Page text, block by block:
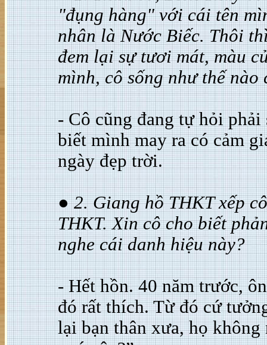
"đụng hàng" với cái tên
nhân là Nước Biếc. Thôi
đem lại sự tươi mát, màu
mình, cô sống như thế
- Cô cũng đang tự hỏi
biết mình may ra có cảm
ngày đẹp trời.
● 2. Giang hồ THKT xếp
THKT. Xin cô cho biết
nghe cái danh hiệu này?
- Hết hồn. 40 năm trước,
đó rất thích. Từ đó cứ
lại bạn thân xưa, họ không